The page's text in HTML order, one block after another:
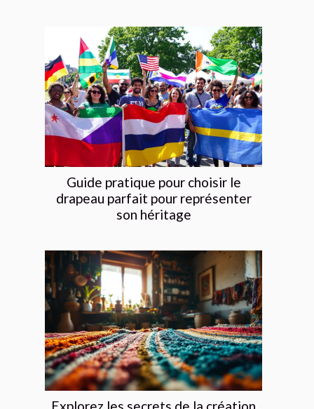
Guide pratique pour choisir le
drapeau parfait pour représenter
son héritage